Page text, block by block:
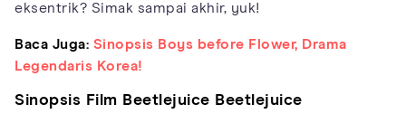
eksentrik? Simak sampai akhir, yuk!
Baca Juga: Sinopsis Boys before Flower, Drama
Legendaris Korea!
Sinopsis Film Beetlejuice Beetlejuice